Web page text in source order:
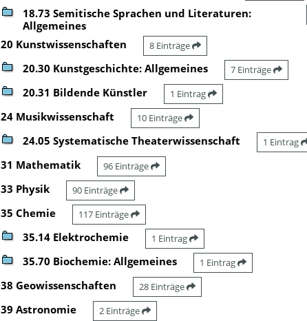
18.73 Semitische Sprachen und Literaturen:
Allgemeines
20 Kunstwissenschaften 8 Einträge
20.30 Kunstgeschichte: Allgemeines 7 Einträge
20.31 Bildende Künstler 1 Eintrag
24 Musikwissenschaft 10 Einträge
24.05 Systematische Theaterwissenschaft 1 Eintrag
31 Mathematik 96 Einträge
33 Physik 90 Einträge
35 Chemie 117 Einträge
35.14 Elektrochemie 1 Eintrag
35.70 Biochemie: Allgemeines 1 Eintrag
38 Geowissenschaften 28 Einträge
39 Astronomie 2 Einträge